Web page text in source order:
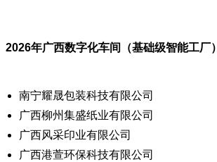
2026年广西数字化车间（基础级智能工厂
南宁耀晟包装科技有限公司
广西柳州集盛纸业有限公司
广西风采印业有限公司
广西港萱环保科技有限公司